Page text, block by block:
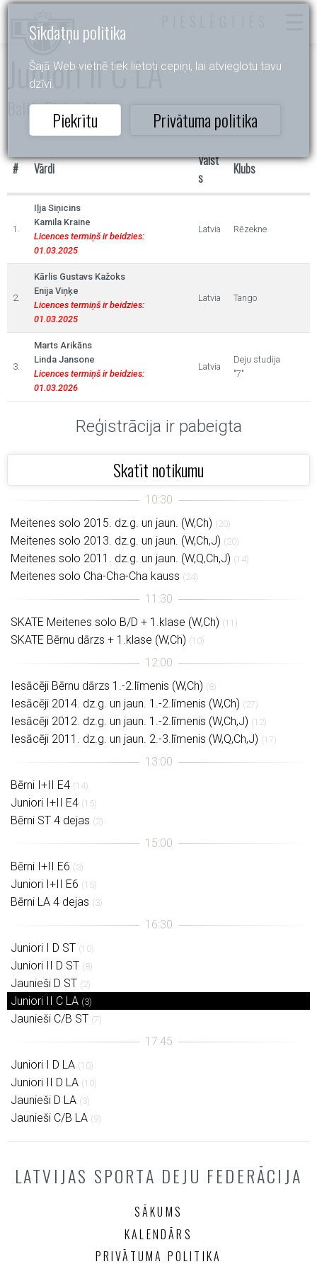
Sīkdatņu politika
Šajā Web vietnē tiek lietoti cepiņi, lai atvieglotu tavu
dzīvi.
Piekrītu Privātuma politika
Juniori II C LA
Baltic Rising Stars
# Vārdi
Valst
s
Klubs
1.
Iļja Siņicins
Kamila Kraine
Licences termiņš ir beidzies:
01.03.2025
Latvia Rēzekne
2.
Kārlis Gustavs Kažoks
Enija Viņķe
Licences termiņš ir beidzies:
01.03.2025
Latvia Tango
3.
Marts Arikāns
Linda Jansone
Licences termiņš ir beidzies:
01.03.2026
Latvia
Deju studija
"7"
Reģistrācija ir pabeigta
Skatīt notikumu
Meitenes solo 2015. dz.g. un jaun. (W,Ch) (20)
Meitenes solo 2013. dz.g. un jaun. (W,Ch,J) (20)
Meitenes solo 2011. dz.g. un jaun. (W,Q,Ch,J) (14)
Meitenes solo Cha-Cha-Cha kauss (24)
SKATE Meitenes solo B/D + 1.klase (W,Ch) (11)
SKATE Bērnu dārzs + 1.klase (W,Ch) (10)
Iesācēji Bērnu dārzs 1.-2.līmenis (W,Ch) (8)
Iesācēji 2014. dz.g. un jaun. 1.-2.līmenis (W,Ch) (27)
Iesācēji 2012. dz.g. un jaun. 1.-2.līmenis (W,Ch,J) (12)
Iesācēji 2011. dz.g. un jaun. 2.-3.līmenis (W,Q,Ch,J) (17)
Bērni I+II E4 (14)
Juniori I+II E4 (15)
Bērni ST 4 dejas (2)
Bērni I+II E6 (3)
Juniori I+II E6 (15)
Bērni LA 4 dejas (3)
Juniori I D ST (10)
Juniori II D ST (8)
Jaunieši D ST (2)
Juniori II C LA (3)
Jaunieši C/B ST (7)
Juniori I D LA (10)
Juniori II D LA (10)
Jaunieši D LA (3)
Jaunieši C/B LA (9)
LATVIJAS SPORTA DEJU FEDERĀCIJA
SĀKUMS
KALENDĀRS
PRIVĀTUMA POLITIKA